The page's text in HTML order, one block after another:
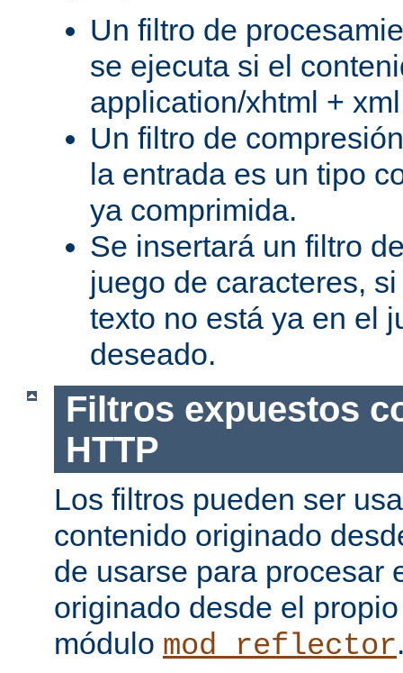
Un filtro de
se ejecuta si el
application/xhtml +
Un filtro de
la entrada es un tipo
ya comprimida.
Se insertará un filtro
juego de caracteres,
texto no está ya en el
deseado.
Filtros expuestos
HTTP
Los filtros pueden ser
contenido originado
de usarse para procesar
originado desde el
módulo mod_reflector